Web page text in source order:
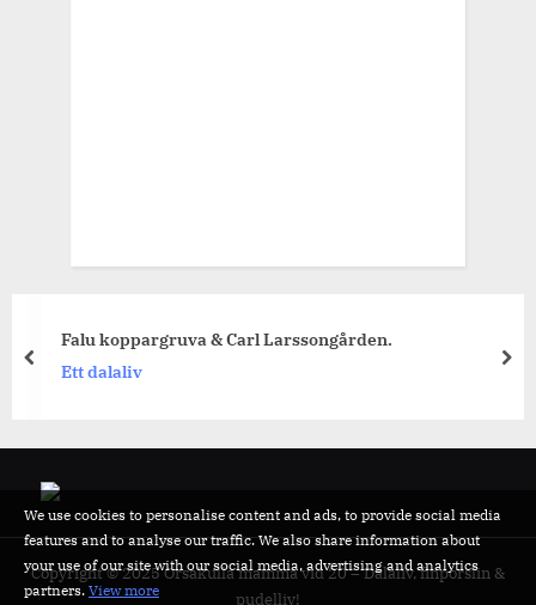
Falu koppargruva & Carl Larssongården.
Ett dalaliv
prev
Copyright © 2025 Orsakulla mamma vid 20 – Dalaliv, finporslin &
pudelliv!
We use cookies to personalise content and ads, to provide social media
features and to analyse our traffic. We also share information about
your use of our site with our social media, advertising and analytics
partners. View more